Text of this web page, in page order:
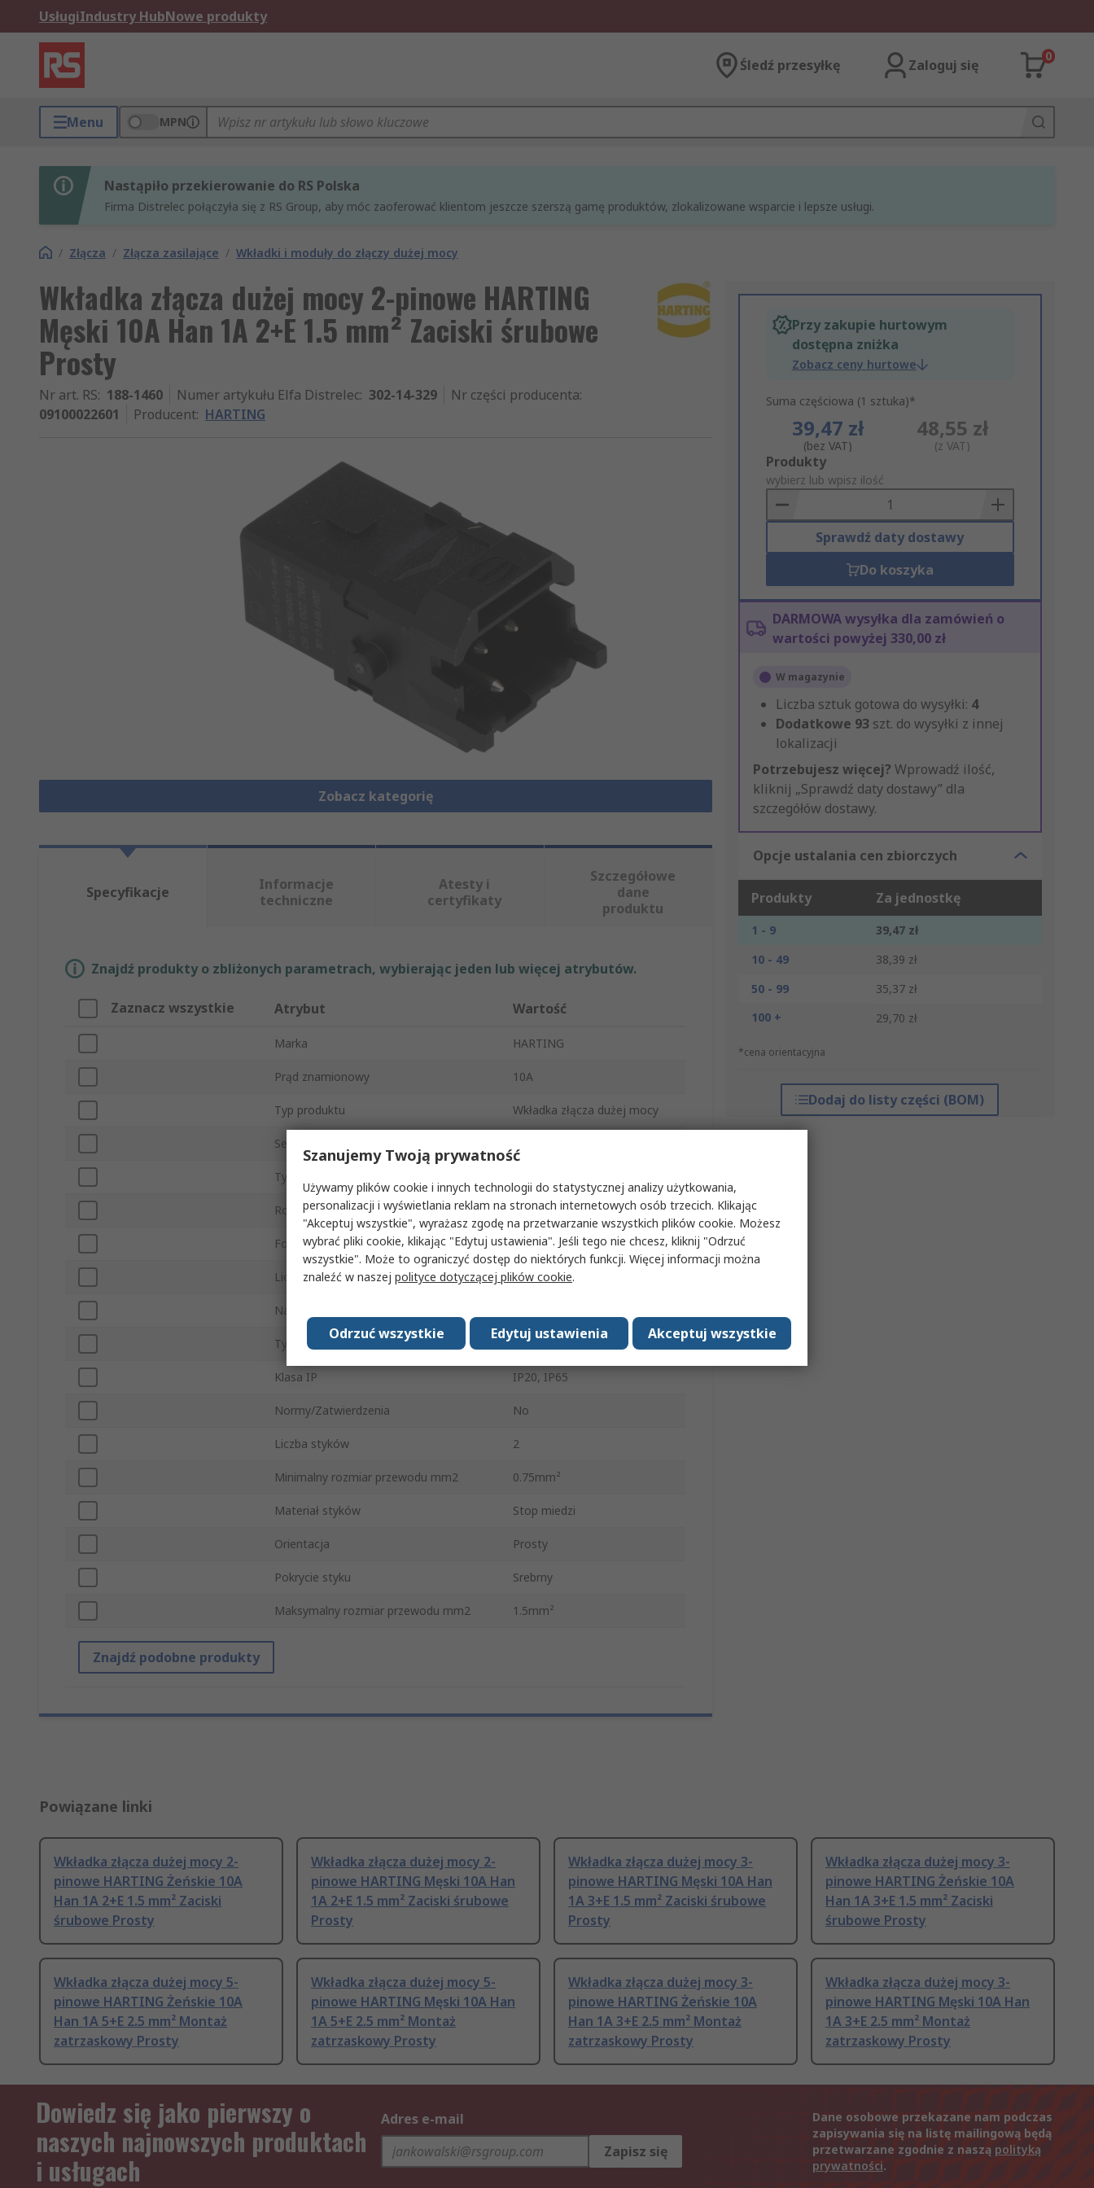
UsługiIndustry HubNowe produkty
Śledź przesyłkę Zaloguj się
0
Menu MPN
Nastąpiło przekierowanie do RS Polska
Firma Distrelec połączyła się z RS Group, aby móc zaoferować klientom jeszcze szerszą gamę produktów, zlokalizowane wsparcie i lepsze usługi.
/ Złącza / Złącza zasilające / Wkładki i moduły do złączy dużej mocy
Wkładka złącza dużej mocy 2-pinowe HARTING
Męski 10A Han 1A 2+E 1.5 mm² Zaciski śrubowe
Prosty
Nr art. RS: 188-1460 Numer artykułu Elfa Distrelec: 302-14-329 Nr części producenta:
09100022601
Producent: HARTING
Zobacz kategorię
Przy zakupie hurtowym
dostępna zniżka
Zobacz ceny hurtowe
Suma częściowa (1 sztuka)*
39,47 zł
(bez VAT)
48,55 zł
(z VAT)
Add
to
Basket
Produkty
wybierz lub wpisz ilość
Sprawdź daty dostawy
Do koszyka
DARMOWA wysyłka dla zamówień o
wartości powyżej 330,00 zł
W magazynie
Liczba sztuk gotowa do wysyłki: 4
Dodatkowe 93 szt. do wysyłki z innej
lokalizacji
Potrzebujesz więcej? Wprowadź ilość,
kliknij „Sprawdź daty dostawy” dla
szczegółów dostawy.
Opcje ustalania cen zbiorczych
Produkty Za jednostkę
1 - 9
39,47 zł
10 - 49
38,39 zł
50 - 99
35,37 zł
100 +
29,70 zł
*cena orientacyjna
Dodaj do listy części (BOM)
Specyfikacje
Informacje
techniczne
Atesty i
certyfikaty
Szczegółowe
dane
produktu
Znajdź produkty o zbliżonych parametrach, wybierając jeden lub więcej atrybutów.
Zaznacz wszystkie Atrybut Wartość
Marka HARTING
Prąd znamionowy 10A
Typ produktu Wkładka złącza dużej mocy
Seria
Typ podrzędny
Rodzaj Konektora Męski
Format styku 2+E
Liczba rzędów 2
Napięcie
Typ montażu Zaciski śrubowe
Klasa IP IP20, IP65
Normy/Zatwierdzenia No
Liczba styków 2
Minimalny rozmiar przewodu mm2 0.75mm²
Materiał styków Stop miedzi
Orientacja Prosty
Pokrycie styku Srebrny
Maksymalny rozmiar przewodu mm2 1.5mm²
Znajdź podobne produkty
Powiązane linki
Wkładka złącza dużej mocy 2-
pinowe HARTING Żeńskie 10A
Han 1A 2+E 1.5 mm² Zaciski
śrubowe Prosty
Wkładka złącza dużej mocy 2-
pinowe HARTING Męski 10A Han
1A 2+E 1.5 mm² Zaciski śrubowe
Prosty
Wkładka złącza dużej mocy 3-
pinowe HARTING Męski 10A Han
1A 3+E 1.5 mm² Zaciski śrubowe
Prosty
Wkładka złącza dużej mocy 3-
pinowe HARTING Żeńskie 10A
Han 1A 3+E 1.5 mm² Zaciski
śrubowe Prosty
Wkładka złącza dużej mocy 5-
pinowe HARTING Żeńskie 10A
Han 1A 5+E 2.5 mm² Montaż
zatrzaskowy Prosty
Wkładka złącza dużej mocy 5-
pinowe HARTING Męski 10A Han
1A 5+E 2.5 mm² Montaż
zatrzaskowy Prosty
Wkładka złącza dużej mocy 3-
pinowe HARTING Żeńskie 10A
Han 1A 3+E 2.5 mm² Montaż
zatrzaskowy Prosty
Wkładka złącza dużej mocy 3-
pinowe HARTING Męski 10A Han
1A 3+E 2.5 mm² Montaż
zatrzaskowy Prosty
Dowiedz się jako pierwszy o
naszych najnowszych produktach
i usługach
Adres e-mail
Zapisz się
Dane osobowe przekazane nam podczas
zapisywania się na listę mailingową będą
przetwarzane zgodnie z naszą polityką
prywatności.
Szanujemy Twoją prywatność
Używamy plików cookie i innych technologii do statystycznej analizy użytkowania,
personalizacji i wyświetlania reklam na stronach internetowych osób trzecich. Klikając
"Akceptuj wszystkie", wyrażasz zgodę na przetwarzanie wszystkich plików cookie. Możesz
wybrać pliki cookie, klikając "Edytuj ustawienia". Jeśli tego nie chcesz, kliknij "Odrzuć
wszystkie". Może to ograniczyć dostęp do niektórych funkcji. Więcej informacji można
znaleźć w naszej polityce dotyczącej plików cookie.
Akceptuj wszystkie
Edytuj ustawienia
Odrzuć wszystkie